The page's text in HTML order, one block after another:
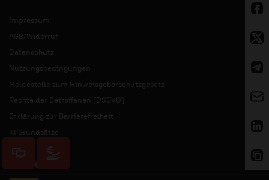
Impressum
AGB/Widerruf
Datenschutz
Nutzungsbedingungen
Meldestelle zum Hinweisgeberschutzgesetz
Rechte der Betroffenen (DSGVO)
Erklärung zur Barrierefreiheit
KI Grundsätze
© 2026 ERF